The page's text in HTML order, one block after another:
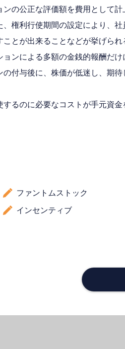
の公正な評価額を費用として
権利行使期間の設定により、
とが出来ることなどが挙げられ
ンによる多額の金銭的報酬だ
付与後に、株価が低迷し、期
るのに必要なコストが手元資
ファントムストック
インセンティブ